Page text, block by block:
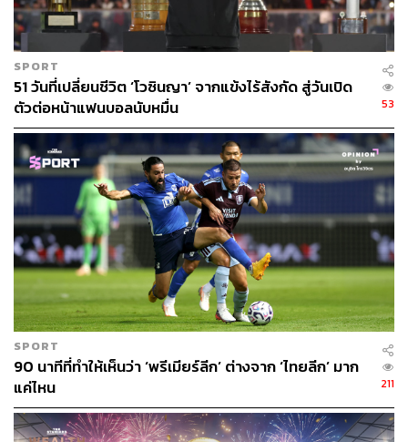
SPORT
51 วันที่เปลี่ยนชีวิต ‘โวซินญา’ จากแข้งไร้สังกัด สู่วันเปิด
ตัวต่อหน้าแฟนบอลนับหมื่น
53
SPORT
90 นาทีที่ทำให้เห็นว่า ‘พรีเมียร์ลีก’ ต่างจาก ‘ไทยลีก’ มาก
แค่ไหน
211